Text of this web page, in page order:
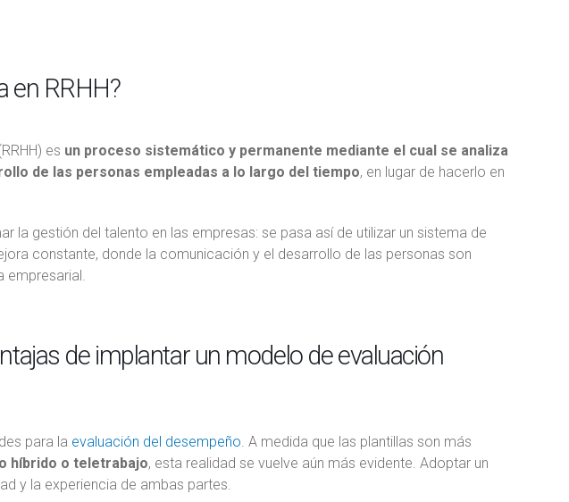
en RRHH?
es un proceso sistemático y permanente mediante el cual se analiza
de las personas empleadas a lo largo del tiempo, en lugar de hacerlo en
la gestión del talento en las empresas: se pasa así de utilizar un sistema de
constante, donde la comunicación y el desarrollo de las personas son
empresarial.
de implantar un modelo de evaluación
para la evaluación del desempeño. A medida que las plantillas son más
híbrido o teletrabajo, esta realidad se vuelve aún más evidente. Adoptar un
y la experiencia de ambas partes.